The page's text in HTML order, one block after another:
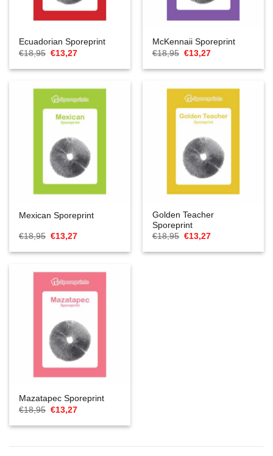
Ecuadorian Sporeprint
€18,95 Cena
Original
wynosiła:
€13,27Aktualna
to:
McKennaii Sporeprint
€18,95 Cena
Original
wynosiła:
€13,27Aktualna
to:
Mexican Sporeprint
€18,95 Cena
wynosiła:
€13,27Aktualna
to:
Golden Teacher
Sporeprint
€18,95 Cena
wynosiła:
€13,27Aktualna
to:
Mazatapec Sporeprint
€18,95 Cena
Original
wynosiła:
€13,27Aktualna
to: